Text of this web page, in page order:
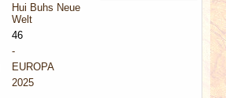
Hui Buhs Neue
Welt
46
-
EUROPA
2025